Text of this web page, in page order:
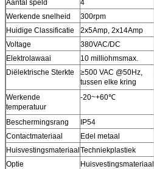
Aantal speld
4
Werkende snelheid
300rpm
Huidige Classificatie
2x5Amp, 2x14Amp
Voltage
380VAC/DC
Elektrolawaai
10 milliohmsmax.
Diëlektrische Sterkte
≥500 VAC @50Hz,
tussen elke kring
Werkende
temperatuur
-20~+60℃
Beschermingsrang
IP54
Contactmateriaal
Edel metaal
HuisvestingsmateriaalTechniekplastiek
Optie
Huisvestingsmateriaal